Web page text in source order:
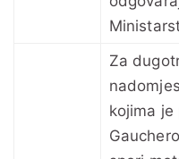
Za
kojima